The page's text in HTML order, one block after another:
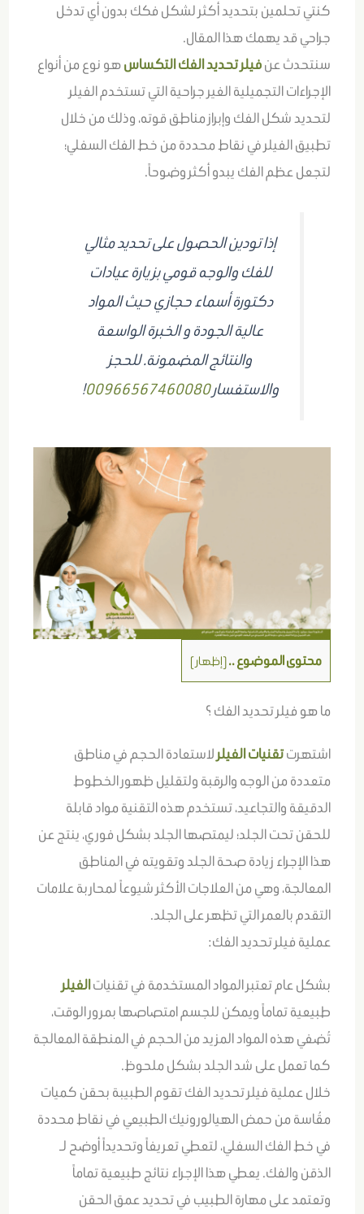
كنتي تحلمين بتحديد أكثر لشكل فكك بدون أي تدخل
جراحي قد يهمك هذا المقال.
سنتحدث عنفيلر تحديد الفك التكساسهو نوع من أنواع
الإجراءات التجميلية الغير جراحية التي تستخدم الفيلر
لتحديد شكل الفك وإبراز مناطق قوته، وذلك من خلال
تطبيق الفيلر في نقاط محددة من خط الفك السفلي؛
لتجعل عظم الفك يبدو أكثر وضوحاً.
إذا تودين الحصول على تحديد مثالي
للفك والوجه قومي بزيارة عيادات
دكتورة أسماء حجازي حيث المواد
عالية الجودة و الخبرة الواسعة
والنتائج المضمونة. للحجز
والاستفسار00966567460080
!
محتوى الموضوع ..[إظهار]
ما هو فيلر تحديد الفك ؟
اشتهرتتقنيات الفيلر لاستعادة الحجم في مناطق
متعددة من الوجه والرقبة ولتقليل ظهور الخطوط
الدقيقة والتجاعيد، تستخدم هذه التقنية مواد قابلة
للحقن تحت الجلد؛ ليمتصها الجلد بشكل فوري، ينتج عن
هذا الإجراء زيادة صحة الجلد وتقويته في المناطق
المعالجة، وهي من العلاجات الأكثر شيوعاً لمحاربة علامات
التقدم بالعمر التي تظهر على الجلد.
عملية فيلر تحديد الفك:
بشكل عام تعتبر المواد المستخدمة في تقنياتالفيلر
طبيعية تماماً ويمكن للجسم امتصاصها بمرور الوقت،
تُضفي هذه المواد المزيد من الحجم في المنطقة المعالجة
كما تعمل على شد الجلد بشكل ملحوظ.
خلال عملية فيلر تحديد الفك تقوم الطبيبة بحقن كميات
مقُاسة من حمض الهيالورونيك الطبيعي في نقاط محددة
في خط الفك السفلي، لتعطي تعريفاً وتحديداً أوضح لـ
الذقن والفك. يعطي هذا الإجراء نتائج طبيعية تماماً
وتعتمد على مهارة الطبيب في تحديد عمق الحقن